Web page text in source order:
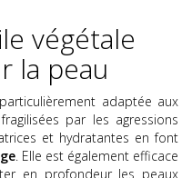
végétale
la peau
adaptée aux
par les agressions
et hydratantes en font
. Elle est également efficace
en profondeur les peaux